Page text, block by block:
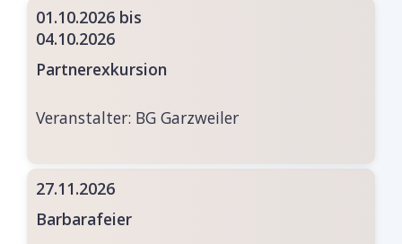
01.10.2026 bis
04.10.2026
Partnerexkursion
Veranstalter: BG Garzweiler
27.11.2026
Barbarafeier